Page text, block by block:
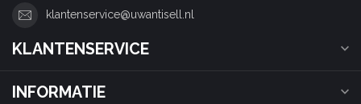
klantenservice@uwantisell.nl
KLANTENSERVICE
INFORMATIE